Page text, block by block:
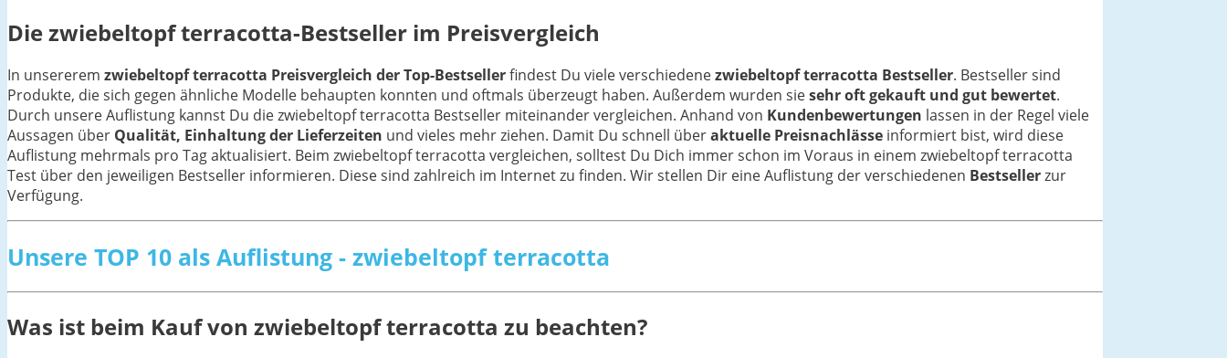
Die zwiebeltopf terracotta-Bestseller im Preisvergleich
In unsererem zwiebeltopf terracotta Preisvergleich der Top-Bestsellerfindest Du viele verschiedenezwiebeltopf terracotta Bestseller. Bestseller sind
Produkte, die sich gegen ähnliche Modelle behaupten konnten und oftmals überzeugt haben. Außerdem wurden siesehr oft gekauft und gut bewertet.
Durch unsere Auflistung kannst Du die zwiebeltopf terracotta Bestseller miteinander vergleichen. Anhand von Kundenbewertungen lassen in der Regel viele
Aussagen über Qualität, Einhaltung der Lieferzeiten und vieles mehr ziehen. Damit Du schnell überaktuelle Preisnachlässe informiert bist, wird diese
Auflistung mehrmals pro Tag aktualisiert. Beim zwiebeltopf terracotta vergleichen, solltest Du Dich immer schon im Voraus in einem zwiebeltopf terracotta
Test über den jeweiligen Bestseller informieren. Diese sind zahlreich im Internet zu finden. Wir stellen Dir eine Auflistung der verschiedenen Bestsellerzur
Verfügung.
Unsere TOP 10 als Auflistung - zwiebeltopf terracotta
Was ist beim Kauf von zwiebeltopf terracotta zu beachten?